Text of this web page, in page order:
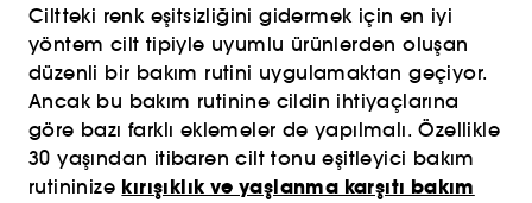
Ciltteki renk eşitsizliğini gidermek için en iyi
yöntem cilt tipiyle uyumlu ürünlerden oluşan
düzenli bir bakım rutini uygulamaktan geçiyor.
Ancak bu bakım rutinine cildin ihtiyaçlarına
göre bazı farklı eklemeler de yapılmalı. Özellikle
30 yaşından itibaren cilt tonu eşitleyici bakım
rutininize kırışıklık ve yaşlanma karşıtı bakım